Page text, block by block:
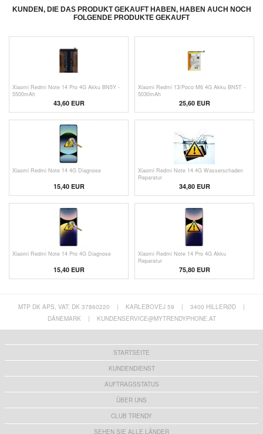
KUNDEN, DIE DAS PRODUKT GEKAUFT HABEN, HABEN AUCH NOCH
FOLGENDE PRODUKTE GEKAUFT
Xiaomi Redmi Note 14 Pro 4G Akku BN5Y -
5500mAh
43,60 EUR
Xiaomi Redmi 13/Poco M6 4G Akku BN5T -
5030mAh
25,60 EUR
Xiaomi Redmi Note 14 4G Diagnose
15,40 EUR
Xiaomi Redmi Note 14 4G Wasserschaden
Reparatur
34,80 EUR
Xiaomi Redmi Note 14 Pro 4G Diagnose
15,40 EUR
Xiaomi Redmi Note 14 Pro 4G Akku
Reparatur
75,80 EUR
MTP DK APS, VAT: DK 37860220 | KARLEBOVEJ 59 | 3400 HILLERØD
|
DÄNEMARK
| KUNDENSERVICE@MYTRENDYPHONE.AT
STARTSEITE
KUNDENDIENST
AUFTRAGSSTATUS
ÜBER UNS
CLUB TRENDY
SEHEN SIE ALLE LÄNDER